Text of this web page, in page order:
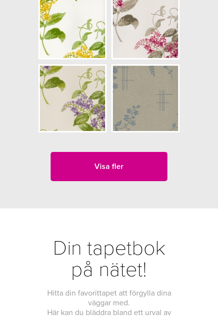
Visa fler
Din tapetbok
på nätet!
Hitta din favorittapet att förgylla dina
väggar med.
Här kan du bläddra bland ett urval av